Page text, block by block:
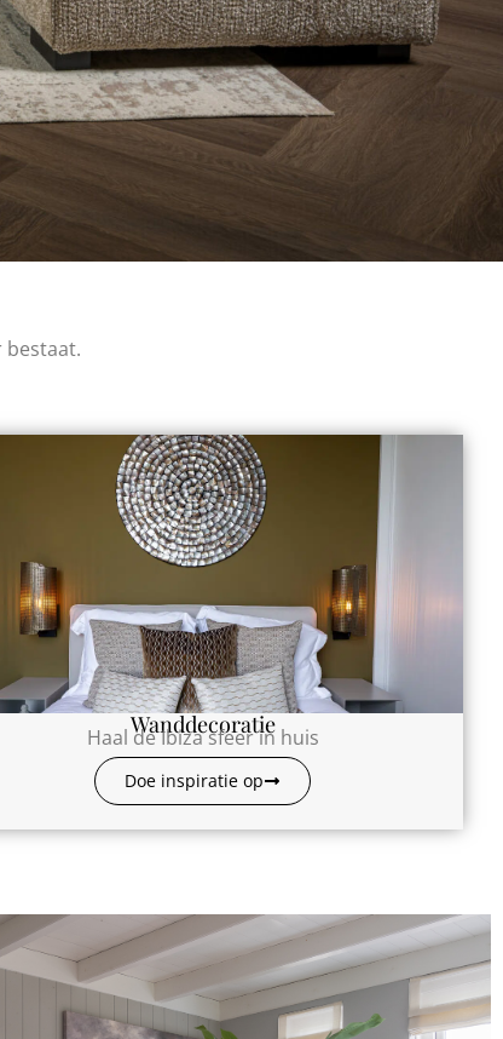
bestaat.
Wanddecoratie
Haal de Ibiza sfeer in huis
Doe inspiratie op